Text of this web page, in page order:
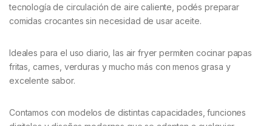
tecnología de circulación de aire caliente, podés preparar
comidas crocantes sin necesidad de usar aceite.
Ideales para el uso diario, las air fryer permiten cocinar papas
fritas, carnes, verduras y mucho más con menos grasa y
excelente sabor.
Contamos con modelos de distintas capacidades, funciones